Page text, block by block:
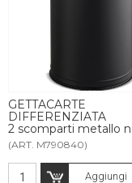
GETTACARTE
DIFFERENZIATA
2 scomparti metallo
(ART. M790840)
Aggiungi